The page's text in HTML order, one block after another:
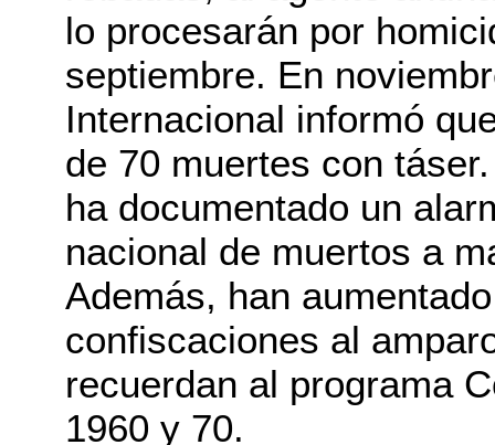
lo procesarán por
septiembre. En
Internacional informó
de 70 muertes con
ha documentado un
nacional de muertos a
Además, han
confiscaciones al
recuerdan al programa
1960 y 70.